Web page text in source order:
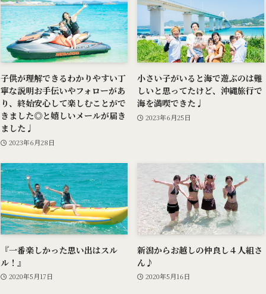
子供が理解できるわかりやすい丁
寧な説明お手伝いやフォローがあ
り、終始安心して楽しむことがで
きました◎と嬉しいメールが届き
ました♩
2023年6月28日
小さい子がいると海で遊ぶのは難
しいと思ってたけど、沖縄旅行で
海を満喫できた♩
2023年6月25日
『一番楽しかった思い出はスル
ル！』
2020年5月17日
新潟からお越しの仲良し４人組さ
ん♪
2020年5月16日